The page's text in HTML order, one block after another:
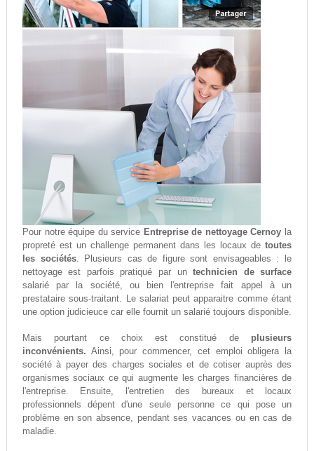
Pour notre équipe du service Entreprise de nettoyage Cernoy la
propreté est un challenge permanent dans les locaux detoutes
les sociétés. Plusieurs cas de figure sont envisageables : le
nettoyage est parfois pratiqué par untechnicien de surface
salarié par la société, ou bien l'entreprise fait appel à un
prestataire sous-traitant. Le salariat peut apparaitre comme étant
une option judicieuce car elle fournit un salarié toujours disponible.
Mais pourtant ce choix est constitué de plusieurs
inconvénients. Ainsi, pour commencer, cet emploi obligera la
société à payer des charges sociales et de cotiser auprès des
organismes sociaux ce qui augmente les charges financières de
l'entreprise. Ensuite, l'entretien des bureaux et locaux
professionnels dépent d'une seule personne ce qui pose un
problème en son absence, pendant ses vacances ou en cas de
maladie.